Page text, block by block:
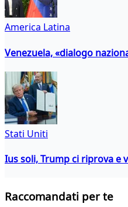
America Latina
Venezuela, «dialogo
Stati Uniti
Ius soli, Trump ci riprova e
Raccomandati per te